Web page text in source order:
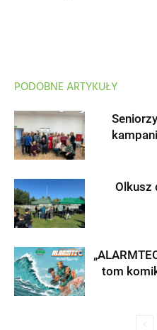
PODOBNE ARTYKUŁY
Olkusz
tom